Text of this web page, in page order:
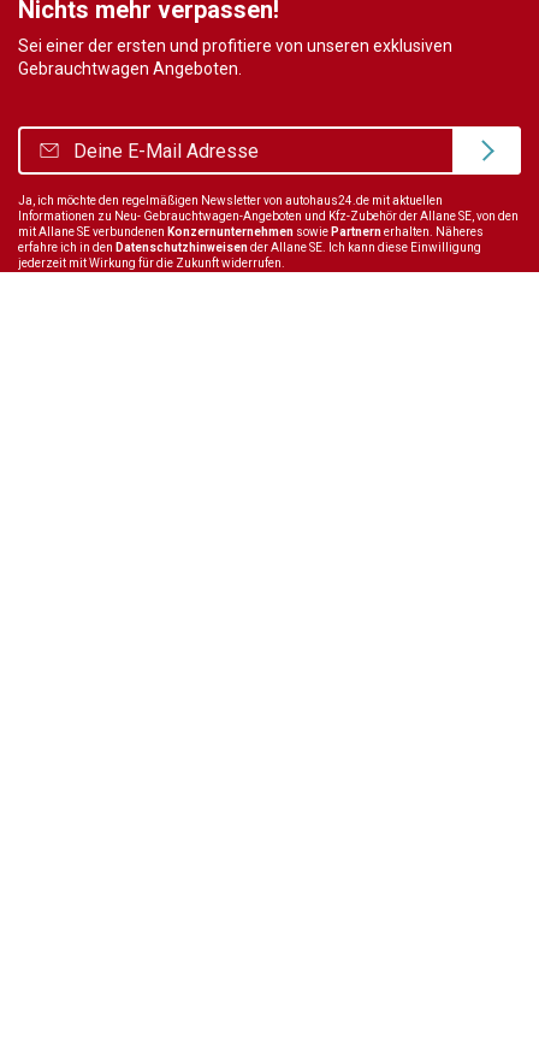
Nichts mehr verpassen!
Sei einer der ersten und profitiere von unseren exklusiven
Gebrauchtwagen Angeboten.
Ja, ich möchte den regelmäßigen Newsletter von autohaus24.de mit aktuellen
Informationen zu Neu- Gebrauchtwagen-Angeboten und Kfz-Zubehör der Allane SE, von den
mit Allane SE verbundenen Konzernunternehmen sowie Partnernerhalten. Näheres
erfahre ich in den Datenschutzhinweisender Allane SE. Ich kann diese Einwilligung
jederzeit mit Wirkung für die Zukunft widerrufen.